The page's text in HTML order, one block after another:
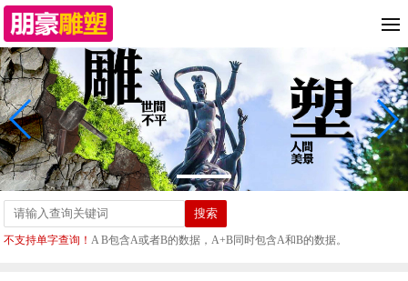
不支持单字查询！A B包含A或者B的数据，A+B同时包含A和B的数据。